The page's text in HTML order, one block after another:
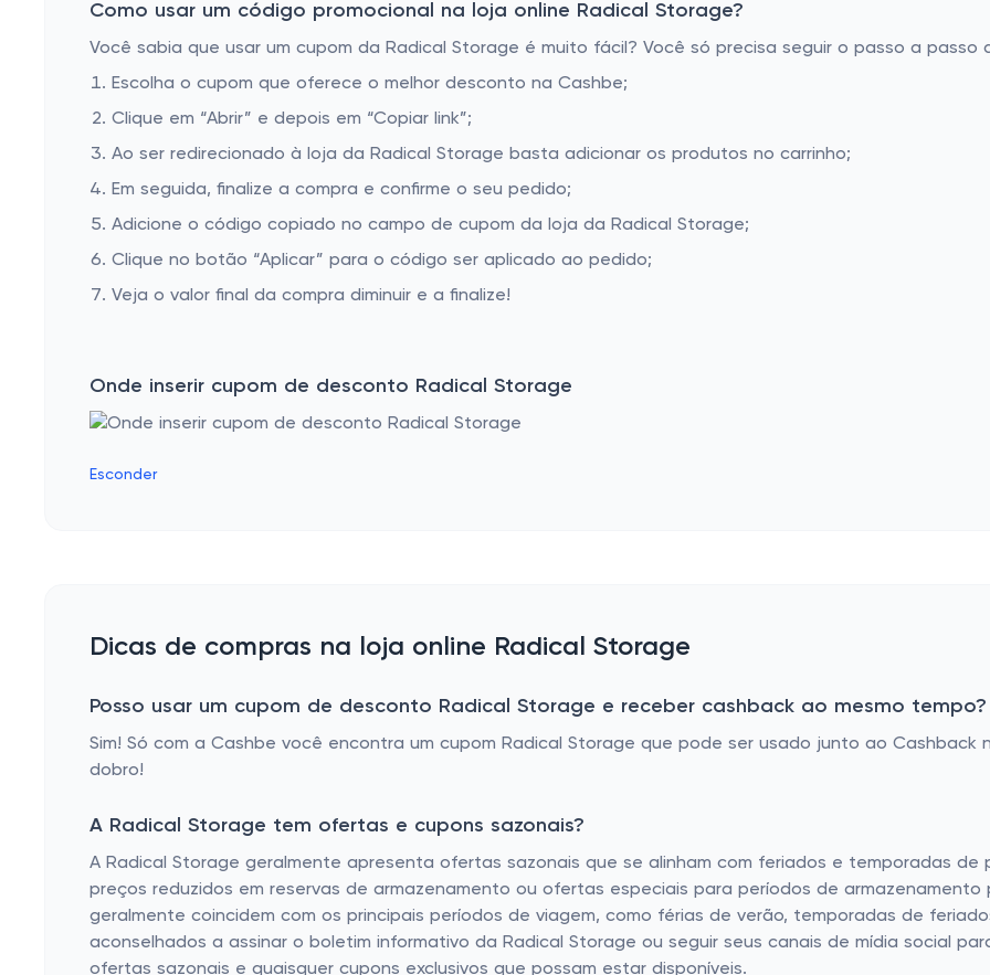
Como usar um código promocional na loja online Radical Storage?
Você sabia que usar um cupom da Radical Storage é muito fácil? Você só precisa seguir o passo a passo
Escolha o cupom que oferece o melhor desconto na Cashbe;
Clique em “Abrir” e depois em “Copiar link”;
Ao ser redirecionado à loja da Radical Storage basta adicionar os produtos no carrinho;
Em seguida, finalize a compra e confirme o seu pedido;
Adicione o código copiado no campo de cupom da loja da Radical Storage;
Clique no botão “Aplicar” para o código ser aplicado ao pedido;
Veja o valor final da compra diminuir e a finalize!
Onde inserir cupom de desconto Radical Storage
Esconder
Dicas de compras na loja online Radical Storage
Posso usar um cupom de desconto Radical Storage e receber cashback ao mesmo tempo?
Sim! Só com a Cashbe você encontra um cupom Radical Storage que pode ser usado junto ao
dobro!
A Radical Storage tem ofertas e cupons sazonais?
A Radical Storage geralmente apresenta ofertas sazonais que se alinham com feriados e temporadas de
preços reduzidos em reservas de armazenamento ou ofertas especiais para períodos de
geralmente coincidem com os principais períodos de viagem, como férias de verão, temporadas de
aconselhados a assinar o boletim informativo da Radical Storage ou seguir seus canais de mídia social
ofertas sazonais e quaisquer cupons exclusivos que possam estar disponíveis.